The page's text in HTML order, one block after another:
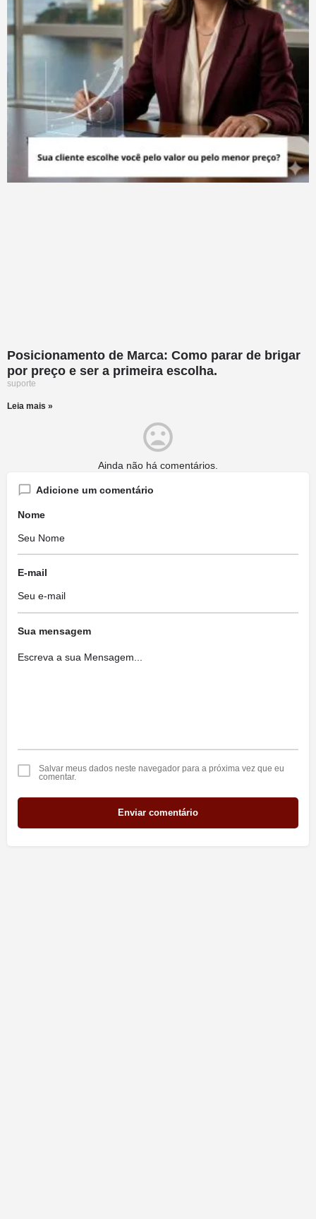
Posicionamento de Marca: Como parar de brigar
por preço e ser a primeira escolha.
suporte
Leia mais »
Ainda não há comentários.
Adicione um comentário
Nome
E-mail
Sua mensagem
Salvar meus dados neste navegador para a próxima vez que eu
comentar.
Enviar comentário